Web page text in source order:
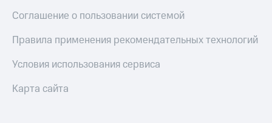
Соглашение о пользовании системой
Правила применения рекомендательных технологий
Условия использования сервиса
Карта сайта